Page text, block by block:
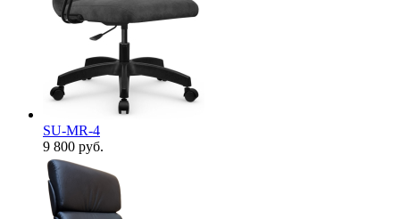
SU-MR-4
9 800 руб.